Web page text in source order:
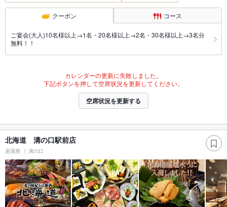
クーポン コース
ご宴会(大人)10名様以上→1名・20名様以上→2名・30名様以上→3名分
無料！！
カレンダーの更新に失敗しました。
下記ボタンを押して空席状況を更新してください。
空席状況を更新する
北海道 溝の口駅前店
居酒屋 溝の口